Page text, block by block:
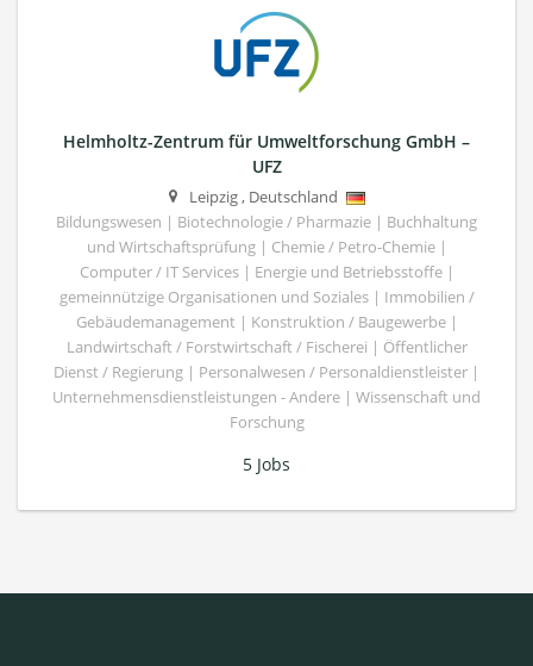
Helmholtz-Zentrum für Umweltforschung GmbH –
UFZ
Leipzig, Deutschland
Bildungswesen | Biotechnologie / Pharmazie | Buchhaltung
und Wirtschaftsprüfung | Chemie / Petro-Chemie |
Computer / IT Services | Energie und Betriebsstoffe |
gemeinnützige Organisationen und Soziales | Immobilien /
Gebäudemanagement | Konstruktion / Baugewerbe |
Landwirtschaft / Forstwirtschaft / Fischerei | Öffentlicher
Dienst / Regierung | Personalwesen / Personaldienstleister |
Unternehmensdienstleistungen - Andere | Wissenschaft und
Forschung
5 Jobs